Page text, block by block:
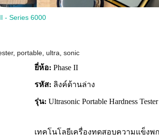
- Series 6000
, portable ultra ,sonic
ยี่ห้อ: Phase II
รหัส: ลิงค์ด้านล่าง
รุ่น: Ultrasonic Portable Hardness
เทคโนโลยีเครื่องทดสอบความแข็งพก